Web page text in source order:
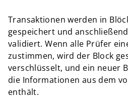
Transaktionen werden in
gespeichert und
validiert. Wenn alle Prüfer
zustimmen, wird der Block
verschlüsselt, und ein neuer
die Informationen aus dem
enthält.